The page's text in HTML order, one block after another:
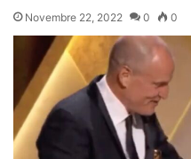
Novembre 22, 2022 0 0